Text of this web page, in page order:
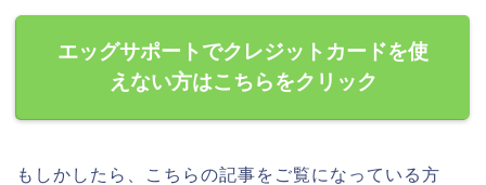
エッグサポートでクレジットカードを使
えない方はこちらをクリック
もしかしたら、こちらの記事をご覧になっている方